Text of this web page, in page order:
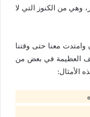
وهي من الكنوز التي لا
معنا حتى وقتنا
العظيمة في بعض من
الأمثال: